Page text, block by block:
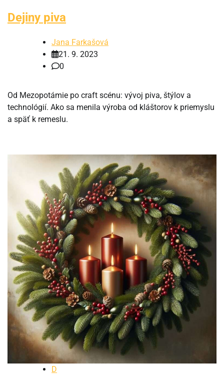
Dejiny piva
Jana Farkašová
21. 9. 2023
0
Od Mezopotámie po craft scénu: vývoj piva, štýlov a
technológií. Ako sa menila výroba od kláštorov k priemyslu
a späť k remeslu.
D